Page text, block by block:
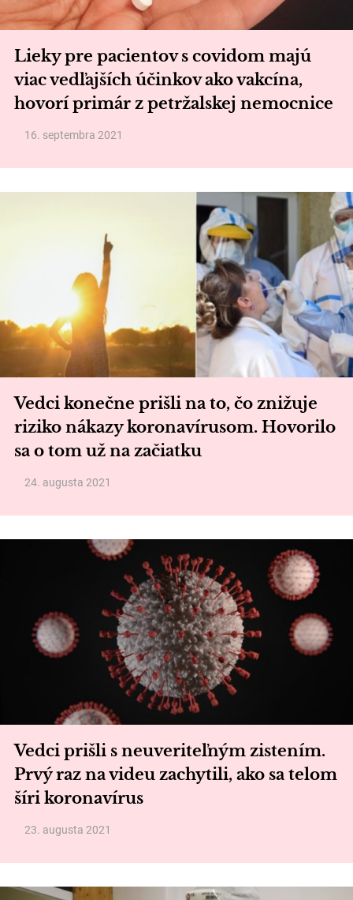
Lieky pre pacientov s covidom majú
viac vedľajších účinkov ako vakcína,
hovorí primár z petržalskej nemocnice
16. septembra 2021
Vedci konečne prišli na to, čo znižuje
riziko nákazy koronavírusom. Hovorilo
sa o tom už na začiatku
24. augusta 2021
Vedci prišli s neuveriteľným zistením.
Prvý raz na videu zachytili, ako sa telom
šíri koronavírus
23. augusta 2021